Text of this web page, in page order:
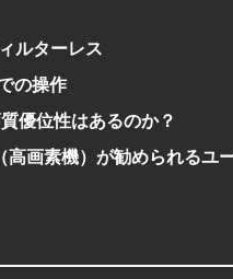
ルターレス
の操作
優位性はあるのか？
高画素機）が勧められるユ